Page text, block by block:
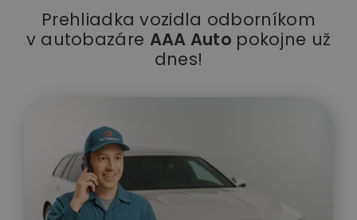
Prehliadka vozidla odborníkom
v autobazáre AAA Auto pokojne už
dnes!